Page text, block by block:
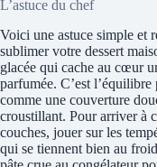
L’astuce du chef
Voici une astuce simple et
sublimer votre dessert
glacée qui cache au cœur
parfumée. C’est
comme une couverture
croustillant. Pour arriver à
couches, jouer sur les
qui se tiennent bien au